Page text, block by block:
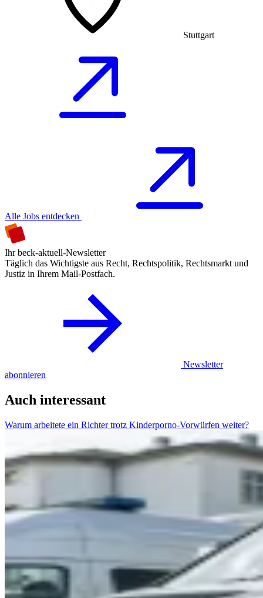
Stuttgart
Alle Jobs entdecken
Ihr beck-aktuell-Newsletter
Täglich das Wichtigste aus Recht, Rechtspolitik, Rechtsmarkt und
Justiz in Ihrem Mail-Postfach.
Newsletter
abonnieren
Auch interessant
Warum arbeitete ein Richter trotz Kinderporno-Vorwürfen weiter?